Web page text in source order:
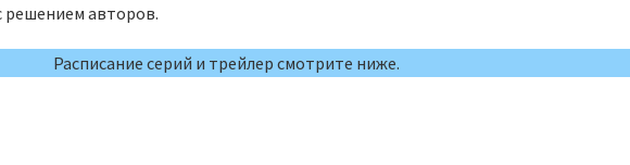
решением авторов.
Расписание серий и трейлер смотрите ниже.